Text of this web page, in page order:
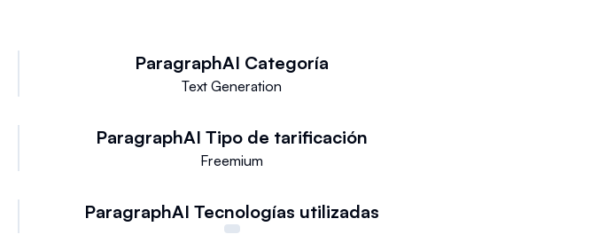
ParagraphAI Categoría
Text Generation
ParagraphAI Tipo de tarificación
Freemium
ParagraphAI Tecnologías utilizadas